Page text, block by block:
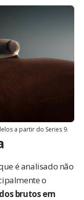
a partir do Series 9.
é analisado não
o
brutos em